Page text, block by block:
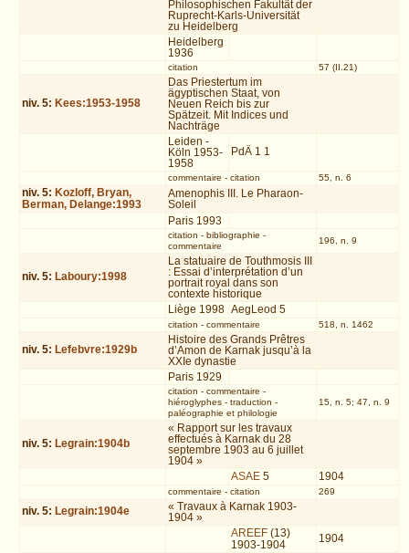
Philosophischen Fakultät der
Ruprecht-Karls-Universität
zu Heidelberg
Heidelberg
1936
citation 57 (II.21)
niv. 5: Kees:1953-1958
Das Priestertum im
ägyptischen Staat, von
Neuen Reich bis zur
Spätzeit. Mit Indices und
Nachträge
Leiden -
Köln 1953-
1958
PdÄ 1 1
commentaire - citation 55, n. 6
niv. 5: Kozloff, Bryan,
Berman, Delange:1993
Amenophis III. Le Pharaon-
Soleil
Paris 1993
citation - bibliographie -
commentaire
196, n. 9
niv. 5: Laboury:1998
La statuaire de Touthmosis III
: Essai d’interprétation d’un
portrait royal dans son
contexte historique
Liège 1998 AegLeod 5
citation - commentaire 518, n. 1462
niv. 5: Lefebvre:1929b
Histoire des Grands Prêtres
d’Amon de Karnak jusqu’à la
XXIe dynastie
Paris 1929
citation - commentaire -
hiéroglyphes- traduction -
paléographie et philologie
15, n. 5; 47, n. 9
niv. 5: Legrain:1904b
« Rapport sur les travaux
effectués à Karnak du 28
septembre 1903 au 6 juillet
1904 »
ASAE 5 1904
commentaire - citation 269
niv. 5: Legrain:1904e
« Travaux à Karnak 1903-
1904 »
AREEF (13)
1903-1904
1904